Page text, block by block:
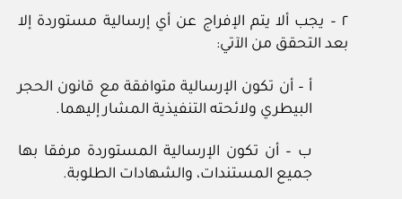
٢ – يجب ألا يتم الإفراج عن أي إرسالية مستوردة إلا
بعد التحقق من الآتي:
أ – أن تكون الإرسالية متوافقة مع قانون الحجر
البيطري ولائحته التنفيذية المشار إليهما.
ب – أن تكون الإرسالية المستوردة مرفقا بها
جميع المستندات، والشهادات الطلوبة.